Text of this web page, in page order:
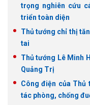
trọng nghiên cứu
triển toàn diện
Thủ tướng chỉ thị
tai
Thủ tướng Lê Minh
Quảng Trị
Công điện của Thủ
tác phòng, chống